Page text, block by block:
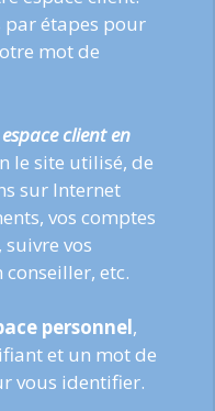
par étapes pour
mot de
client en
le site utilisé, de
sur Internet
vos comptes
vos
etc.
personnel,
et un mot de
vous identifier.